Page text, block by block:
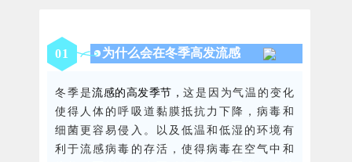
01 为什么会在冬季高发流感
冬季是流感的高发季节，这是因为气温的变化
使得人体的呼吸道黏膜抵抗力下降，病毒和
细菌更容易侵入。以及低温和低湿的环境有
利于流感病毒的存活，使得病毒在空气中和